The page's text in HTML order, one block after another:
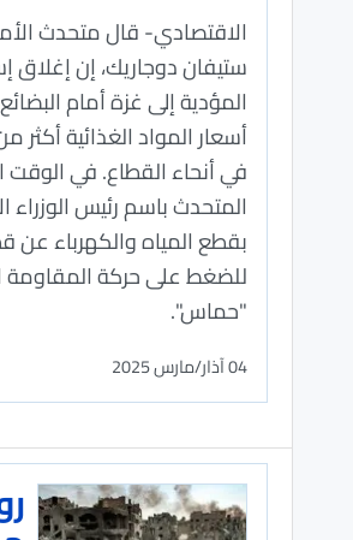
الاقتصادي- قال متحدث
ستيفان دوجاريك، إن إغلاق
المؤدية إلى غزة أمام
في أنحاء القطاع. في
المتحدث باسم رئيس الوزراء
بقطع المياه والكهرباء عن
للضغط على حركة المقاومة
"حماس".
04 آذار/مارس 2025